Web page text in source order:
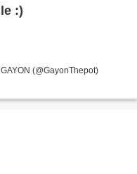
:)
(@GayonThepot)